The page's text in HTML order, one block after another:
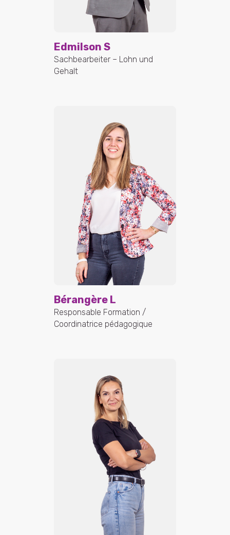
Edmilson S
Sachbearbeiter – Lohn und
Gehalt
Bérangère L
Responsable Formation /
Coordinatrice pédagogique